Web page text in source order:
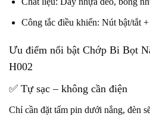
Công tắc điều khiển: Nút bật/tắt
Ưu điểm nổi bật Chớp Bi Bọt
H002
✅ Tự sạc – không cần điện
Chỉ cần đặt tấm pin dưới nắng, đèn